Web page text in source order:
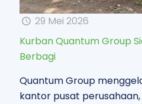
29 Mei 2026
Kurban Quantum Group
Berbagi
Quantum Group
kantor pusat perusahaan,